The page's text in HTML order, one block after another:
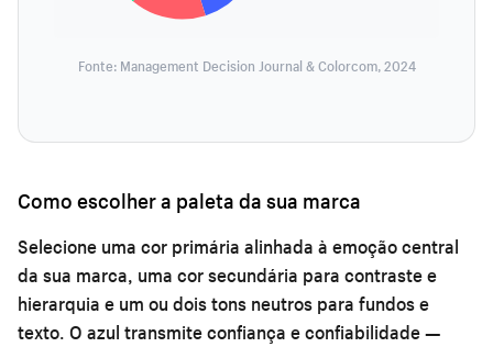
Fonte: Management Decision Journal & Colorcom, 2024
Como escolher a paleta da sua marca
Selecione uma cor primária alinhada à emoção central
da sua marca, uma cor secundária para contraste e
hierarquia e um ou dois tons neutros para fundos e
texto. O azul transmite confiança e confiabilidade —